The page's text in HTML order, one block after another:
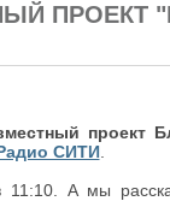
ПРОЕКТ
проект
СИТИ.
11:10. А мы